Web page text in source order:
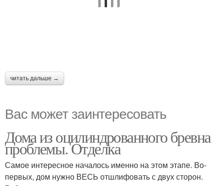
читать дальше →
Вас может заинтересовать
Дома из оцилиндрованного бревна
проблемы. Отделка
Самое интересное началось именно на этом этапе. Во-
первых, дом нужно ВЕСЬ отшлифовать с двух сторон.